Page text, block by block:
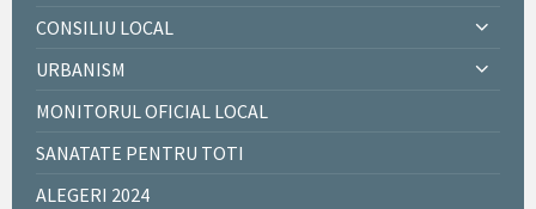
CONSILIU LOCAL
URBANISM
MONITORUL OFICIAL LOCAL
SANATATE PENTRU TOTI
ALEGERI 2024